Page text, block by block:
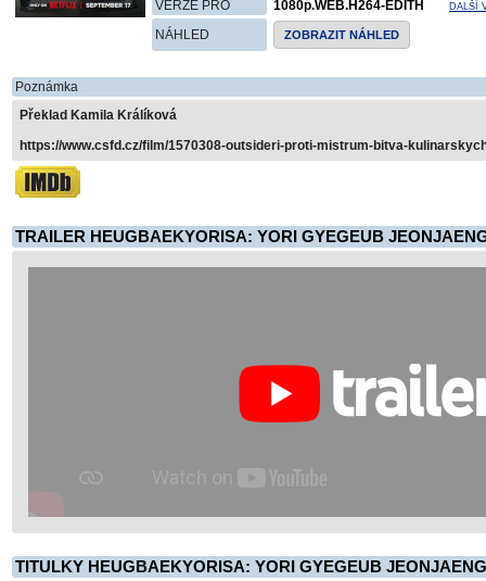
VERZE PRO 1080p.WEB.H264-EDITH DALŠÍ
NÁHLED ZOBRAZIT NÁHLED
Poznámka
Překlad Kamila Králíková
https://www.csfd.cz/film/1570308-outsideri-proti-mistrum-bitva-
TRAILER HEUGBAEKYORISA: YORI GYEGEUB
TITULKY HEUGBAEKYORISA: YORI GYEGEUB